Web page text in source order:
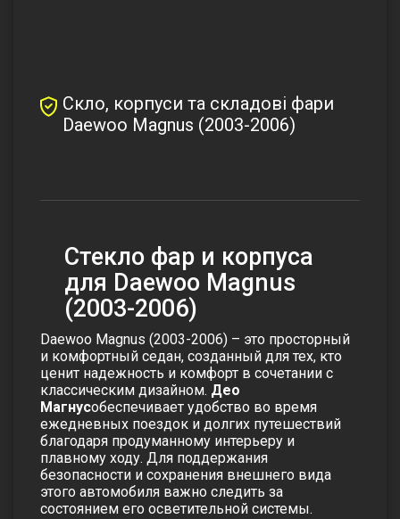
Скло, корпуси та складові фари
Daewoo Magnus (2003-2006)
Стекло фар и корпуса
для Daewoo Magnus
(2003-2006)
Daewoo Magnus (2003-2006) – это просторный
и комфортный седан, созданный для тех, кто
ценит надежность и комфорт в сочетании с
классическим дизайном. Део
Магнусобеспечивает удобство во время
ежедневных поездок и долгих путешествий
благодаря продуманному интерьеру и
плавному ходу. Для поддержания
безопасности и сохранения внешнего вида
этого автомобиля важно следить за
состоянием его осветительной системы.